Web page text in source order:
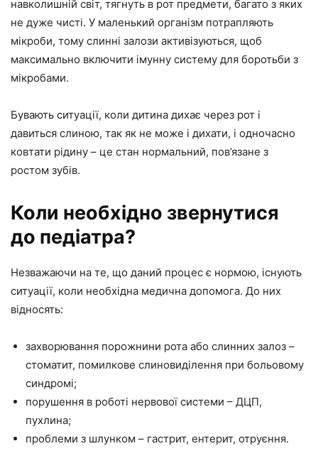
навколишній світ, тягнуть в рот предмети, багато з яких
не дуже чисті. У маленький організм потрапляють
мікроби, тому слинні залози активізуються, щоб
максимально включити імунну систему для боротьби з
мікробами.
Бувають ситуації, коли дитина дихає через рот і
давиться слиною, так як не може і дихати, і одночасно
ковтати рідину – це стан нормальний, пов’язане з
ростом зубів.
Коли необхідно звернутися
до педіатра?
Незважаючи на те, що даний процес є нормою, існують
ситуації, коли необхідна медична допомога. До них
відносять:
захворювання порожнини рота або слинних залоз –
стоматит, помилкове слиновиділення при больовому
синдромі;
порушення в роботі нервової системи – ДЦП,
пухлина;
проблеми з шлунком – гастрит, ентерит, отруєння.